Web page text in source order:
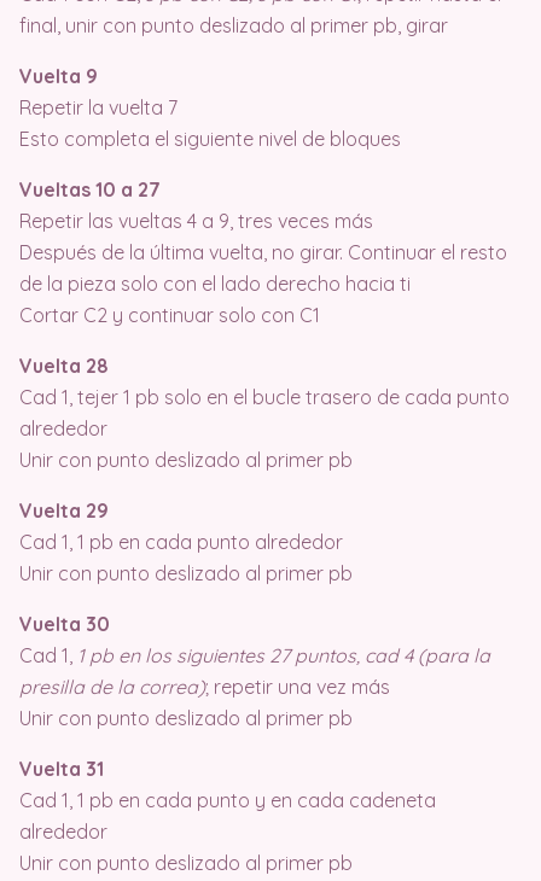
final, unir con punto deslizado al primer pb, girar
Vuelta 9
Repetir la vuelta 7
Esto completa el siguiente nivel de bloques
Vueltas 10 a 27
Repetir las vueltas 4 a 9, tres veces más
Después de la última vuelta, no girar. Continuar el resto
de la pieza solo con el lado derecho hacia ti
Cortar C2 y continuar solo con C1
Vuelta 28
Cad 1, tejer 1 pb solo en el bucle trasero de cada punto
alrededor
Unir con punto deslizado al primer pb
Vuelta 29
Cad 1, 1 pb en cada punto alrededor
Unir con punto deslizado al primer pb
Vuelta 30
Cad 1, 1 pb en los siguientes 27 puntos, cad 4 (para la
presilla de la correa); repetir una vez más
Unir con punto deslizado al primer pb
Vuelta 31
Cad 1, 1 pb en cada punto y en cada cadeneta
alrededor
Unir con punto deslizado al primer pb